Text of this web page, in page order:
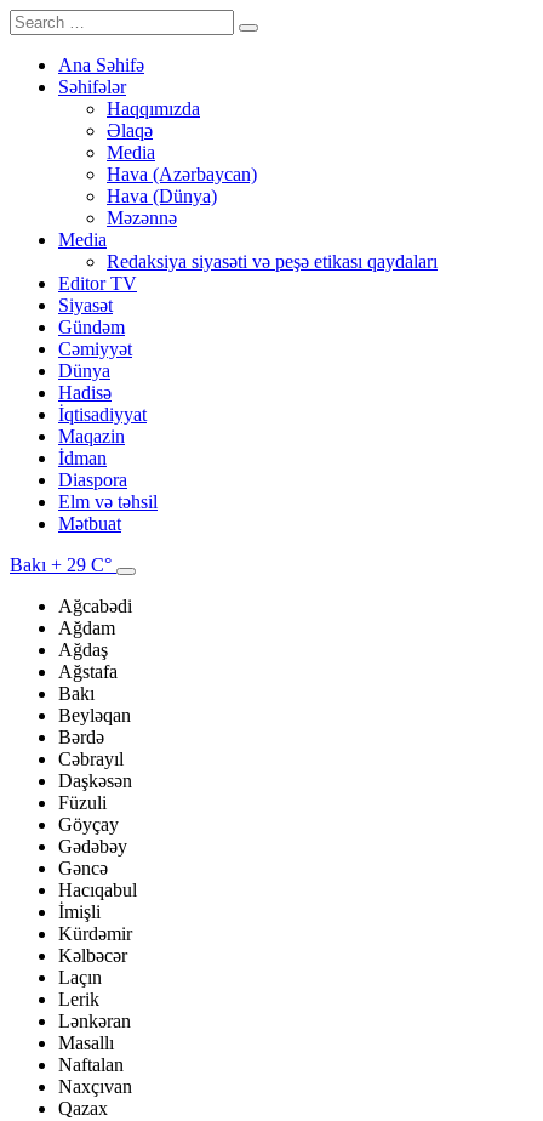
Ana Səhifə
Səhifələr
Haqqımızda
Əlaqə
Media
Hava (Azərbaycan)
Hava (Dünya)
Məzənnə
Media
Redaksiya siyasəti və peşə etikası qaydaları
Editor TV
Siyasət
Gündəm
Cəmiyyət
Dünya
Hadisə
İqtisadiyyat
Maqazin
İdman
Diaspora
Elm və təhsil
Mətbuat
Bakı + 29 C°
Ağcabədi
Ağdam
Ağdaş
Ağstafa
Bakı
Beyləqan
Bərdə
Cəbrayıl
Daşkəsən
Füzuli
Göyçay
Gədəbəy
Gəncə
Hacıqabul
İmişli
Kürdəmir
Kəlbəcər
Laçın
Lerik
Lənkəran
Masallı
Naftalan
Naxçıvan
Qazax